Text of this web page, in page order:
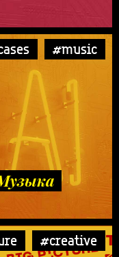
#music
#creative